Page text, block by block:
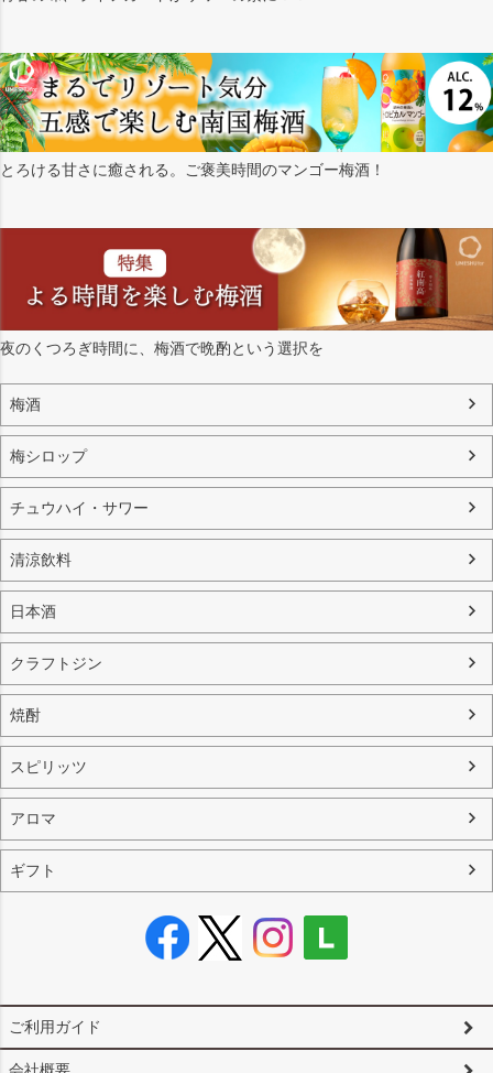
とろける甘さに癒される。ご褒美時間のマンゴー梅酒！
夜のくつろぎ時間に、梅酒で晩酌という選択を
梅酒
梅シロップ
チュウハイ・サワー
清涼飲料
日本酒
クラフトジン
焼酎
スピリッツ
アロマ
ギフト
ご利用ガイド